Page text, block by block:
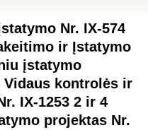
Nr. IX-574
ir Įstatymo
įstatymo
Vidaus kontrolės ir
IX-1253 2 ir 4
projektas Nr.